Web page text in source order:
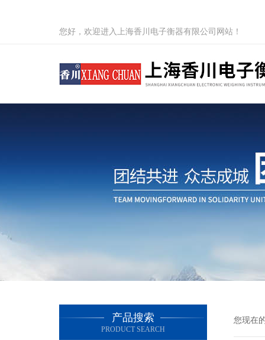
您好，欢迎进入上海香川电子衡器有限公司网站！
产品搜索
PRODUCT SEARCH
您现在